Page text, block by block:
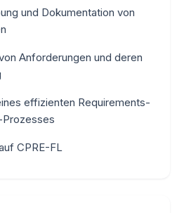
und Dokumentation von
Anforderungen und deren
effizienten Requirements-
CPRE-FL